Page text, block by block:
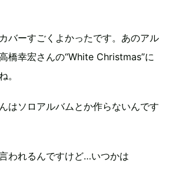
バーすごくよかったです。あのアル
橋幸宏さんの“White Christmas”に
。
はソロアルバムとか作らないんです
われるんですけど…いつかは